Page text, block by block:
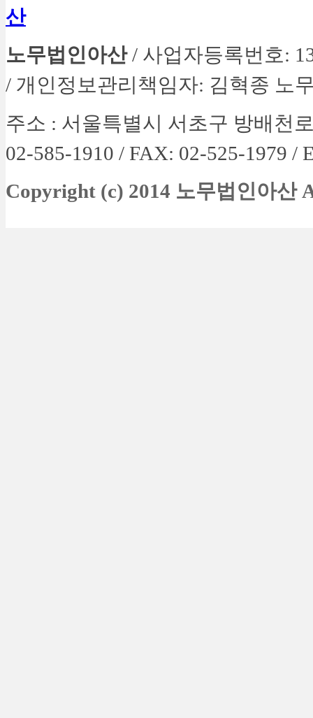
노무법인아산/ 사업자등록번호:
/ 개인정보관리책임자: 김혁종 노
주소 : 서울특별시 서초구 방배천
02-585-1910 / FAX: 02-525-1979 /
Copyright (c) 2014 노무법인아산